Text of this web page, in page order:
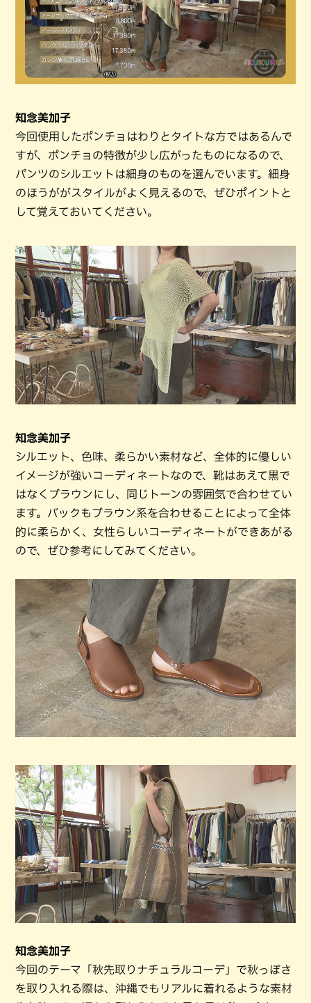
知念美加子
今回使用したポンチョはわりとタイトな方ではあるんで
すが、ポンチョの特徴が少し広がったものになるので、
パンツのシルエットは細身のものを選んでいます。細身
のほうががスタイルがよく見えるので、ぜひポイントと
して覚えておいてください。
知念美加子
シルエット、色味、柔らかい素材など、全体的に優しい
イメージが強いコーディネートなので、靴はあえて黒で
はなくブラウンにし、同じトーンの雰囲気で合わせてい
ます。バックもブラウン系を合わせることによって全体
的に柔らかく、女性らしいコーディネートができあがる
ので、ぜひ参考にしてみてください。
知念美加子
今回のテーマ「秋先取りナチュラルコーデ」で秋っぽさ
を取り入れる際は、沖縄でもリアルに着れるような素材